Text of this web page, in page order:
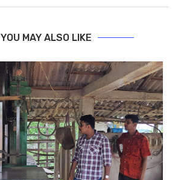
YOU MAY ALSO LIKE